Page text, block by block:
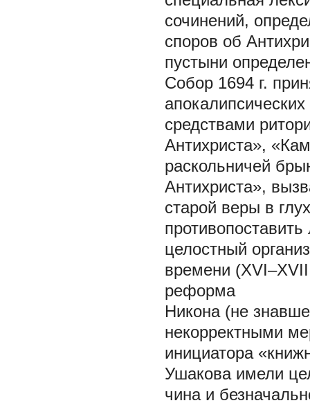
сочинений,
споров об
пустыни
Собор 1694 г.
средствами
Антихриста»,
раскольничей
Антихриста»,
старой веры в
целостный
времени
реформа
Никона (не
некорректными
инициатора
Ушакова имели
чина и